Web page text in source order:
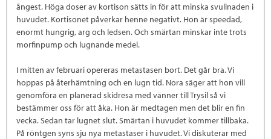
ångest. Höga doser av kortison sätts in för att minska svullnaden i
huvudet. Kortisonet påverkar henne negativt. Hon är speedad,
enormt hungrig, arg och ledsen. Och smärtan minskar inte trots
morfinpump och lugnande medel.
I mitten av februari opereras metastasen bort. Det går bra. Vi
hoppas på återhämtning och en lugn tid. Nora säger att hon vill
genomföra en planerad skidresa med vänner till Trysil så vi
bestämmer oss för att åka. Hon är medtagen men det blir en fin
vecka. Sedan tar lugnet slut. Smärtan i huvudet kommer tillbaka.
På röntgen syns sju nya metastaser i huvudet. Vi diskuterar med